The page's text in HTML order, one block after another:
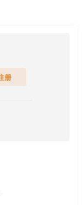
册